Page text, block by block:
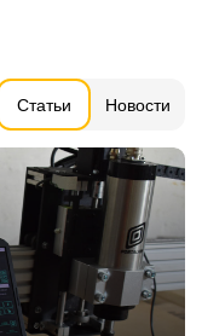
Статьи Новости